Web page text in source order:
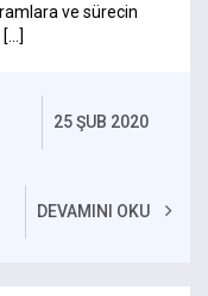
ve sürecin
[…]
25 ŞUB 2020
DEVAMINI OKU